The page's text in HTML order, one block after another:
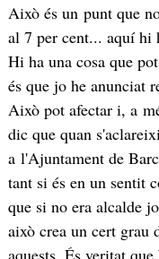
Això és un punt que
al 7 per cent... aquí hi
Hi ha una cosa que
és que jo he anunciat
Això pot afectar i, a
dic que quan
a l'Ajuntament de
tant si és en un sentit
que si no era alcalde
això crea un cert grau
aquests. És veritat